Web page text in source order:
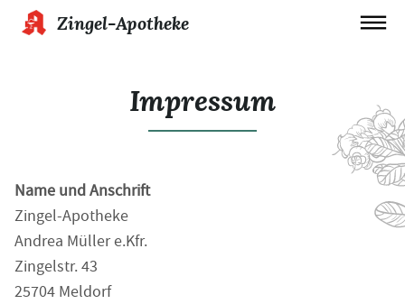
Zingel-Apotheke
Impressum
Name und Anschrift
Zingel-Apotheke
Andrea Müller e.Kfr.
Zingelstr. 43
25704 Meldorf